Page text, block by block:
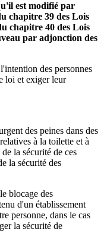
est modifié par
chapitre 39 des Lois
chapitre 40 des Lois
par adjonction des
des personnes
loi et exiger leur
des peines dans des
à la toilette et à
la sécurité de ces
la sécurité des
blocage des
d'un établissement
personne, dans le cas
la sécurité de